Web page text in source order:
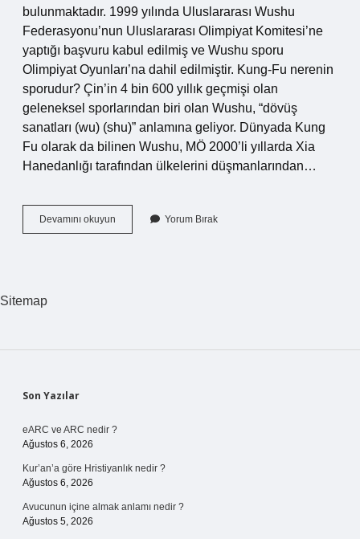
bulunmaktadır. 1999 yılında Uluslararası Wushu
Federasyonu’nun Uluslararası Olimpiyat Komitesi’ne
yaptığı başvuru kabul edilmiş ve Wushu sporu
Olimpiyat Oyunları’na dahil edilmiştir. Kung-Fu nerenin
sporudur? Çin’in 4 bin 600 yıllık geçmişi olan
geleneksel sporlarından biri olan Wushu, “dövüş
sanatları (wu) (shu)” anlamına geliyor. Dünyada Kung
Fu olarak da bilinen Wushu, MÖ 2000’li yıllarda Xia
Hanedanlığı tarafından ülkelerini düşmanlarından…
Devamını okuyun
Fu
Yorum Bırak
Sitemap
Sidebar
Son Yazılar
eARC ve ARC nedir ?
Ağustos 6, 2026
Kur’an’a göre Hristiyanlık nedir ?
Ağustos 6, 2026
Avucunun içine almak anlamı nedir ?
Ağustos 5, 2026